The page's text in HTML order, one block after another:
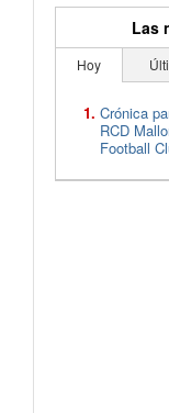
Las
Hoy
Crónica
RCD
Football